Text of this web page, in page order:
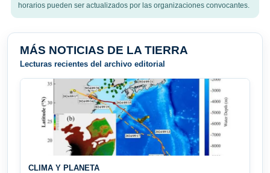
horarios pueden ser actualizados por las organizaciones convocantes.
MÁS NOTICIAS DE LA TIERRA
Lecturas recientes del archivo editorial
CLIMA Y PLANETA